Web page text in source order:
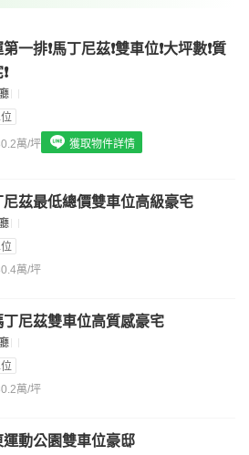
件
件
一排❗️馬丁尼茲❗️雙車位❗️大坪數❗️質
萬/坪 獲取物件詳情
尼茲最低總價雙車位高級豪宅
萬/坪
丁尼茲雙車位高質感豪宅
萬/坪
運動公園雙車位豪邸